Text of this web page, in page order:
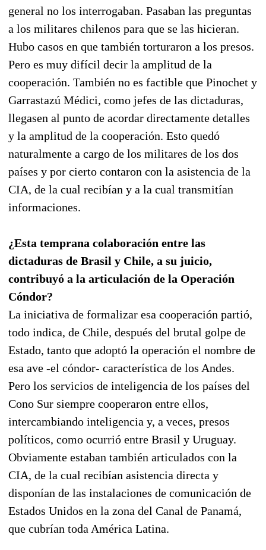
general no los interrogaban. Pasaban las preguntas
a los militares chilenos para que se las hicieran.
Hubo casos en que también torturaron a los presos.
Pero es muy difícil decir la amplitud de la
cooperación. También no es factible que Pinochet y
Garrastazú Médici, como jefes de las dictaduras,
llegasen al punto de acordar directamente detalles
y la amplitud de la cooperación. Esto quedó
naturalmente a cargo de los militares de los dos
países y por cierto contaron con la asistencia de la
CIA, de la cual recibían y a la cual transmitían
informaciones.
¿Esta temprana colaboración entre las
dictaduras de Brasil y Chile, a su juicio,
contribuyó a la articulación de la Operación
Cóndor?
La iniciativa de formalizar esa cooperación partió,
todo indica, de Chile, después del brutal golpe de
Estado, tanto que adoptó la operación el nombre de
esa ave -el cóndor- característica de los Andes.
Pero los servicios de inteligencia de los países del
Cono Sur siempre cooperaron entre ellos,
intercambiando inteligencia y, a veces, presos
políticos, como ocurrió entre Brasil y Uruguay.
Obviamente estaban también articulados con la
CIA, de la cual recibían asistencia directa y
disponían de las instalaciones de comunicación de
Estados Unidos en la zona del Canal de Panamá,
que cubrían toda América Latina.